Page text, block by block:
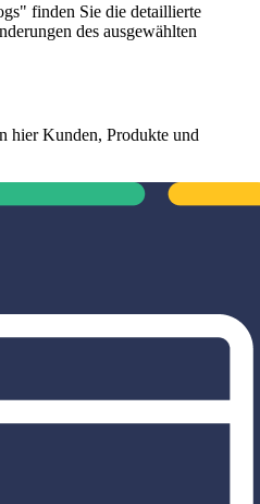
finden Sie die detaillierte
des ausgewählten
hier Kunden, Produkte und